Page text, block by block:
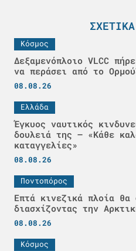
Κόσμος
Δεξαμενόπλοιο VLCC
να περάσει από το
08.08.26
Ελλάδα
Έγκυος ναυτικός
δουλειά της – «Κάθε
καταγγελίες»
08.08.26
Ποντοπόρος
Επτά κινεζικά πλοία θα
διασχίζοντας την
08.08.26
Κόσμος